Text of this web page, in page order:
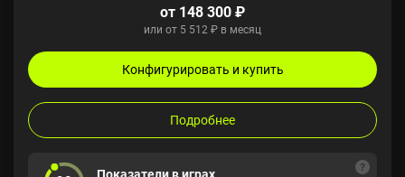
от 148 300 ₽
или от 5 512 ₽ в месяц
Конфигурировать и купить
Подробнее